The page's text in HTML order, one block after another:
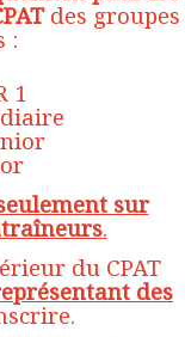
des groupes
:
1
sur
.
du CPAT
des